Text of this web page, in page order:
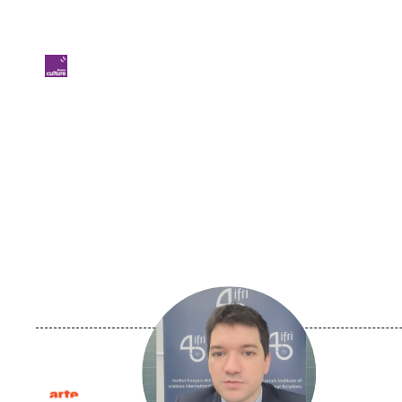
Logo
Logo
principale
médiatique